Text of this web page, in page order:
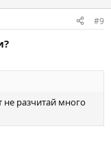
#9
не разчитай много